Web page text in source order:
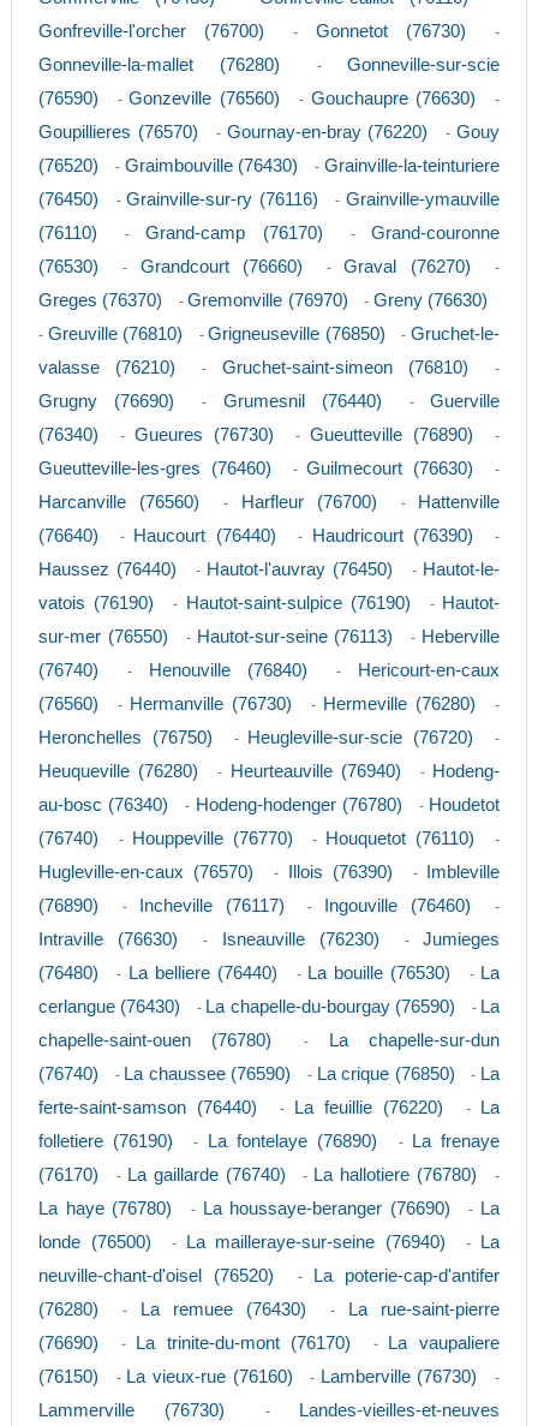
Gonfreville-l'orcher (76700) - Gonnetot (76730) -
Gonneville-la-mallet (76280) -Gonneville-sur-scie
(76590)
-Gonzeville (76560) - Gouchaupre (76630) -
Goupillieres (76570) - Gournay-en-bray (76220) -Gouy
(76520)
- Graimbouville (76430) -Grainville-la-teinturiere
(76450)
-Grainville-sur-ry (76116) -Grainville-ymauville
(76110)
-Grand-camp (76170) -Grand-couronne
(76530)
- Grandcourt (76660) -Graval (76270) -
Greges (76370) -Gremonville (76970) - Greny (76630)
- Greuville (76810) -Grigneuseville (76850) -Gruchet-le-
valasse (76210)
- Gruchet-saint-simeon (76810) -
Grugny (76690) - Grumesnil (76440) -Guerville
(76340)
- Gueures (76730) -Gueutteville (76890) -
Gueutteville-les-gres (76460) -Guilmecourt (76630) -
Harcanville (76560) - Harfleur (76700) -
Hattenville
(76640)
- Haucourt (76440) - Haudricourt (76390) -
Haussez (76440) - Hautot-l'auvray (76450) - Hautot-le-
vatois (76190)
- Hautot-saint-sulpice (76190) - Hautot-
sur-mer (76550)
- Hautot-sur-seine (76113) - Heberville
(76740)
- Henouville (76840) -
Hericourt-en-caux
(76560)
- Hermanville (76730) - Hermeville (76280) -
Heronchelles (76750) - Heugleville-sur-scie (76720) -
Heuqueville (76280) - Heurteauville (76940) - Hodeng-
au-bosc (76340)
- Hodeng-hodenger (76780) - Houdetot
(76740)
- Houppeville (76770) - Houquetot (76110) -
Hugleville-en-caux (76570) - Illois (76390) -
Imbleville
(76890)
- Incheville (76117) - Ingouville (76460) -
Intraville (76630) - Isneauville (76230) -Jumieges
(76480)
- La belliere (76440) - La bouille (76530) - La
cerlangue (76430)
- La chapelle-du-bourgay (76590) - La
chapelle-saint-ouen (76780)
-
La chapelle-sur-dun
(76740)
- La chaussee (76590) - La crique (76850) - La
ferte-saint-samson (76440)
- La feuillie (76220) -
La
folletiere (76190)
- La fontelaye (76890) -
La frenaye
(76170)
- La gaillarde (76740) - La hallotiere (76780) -
La haye (76780) - La houssaye-beranger (76690) - La
londe (76500)
- La mailleraye-sur-seine (76940) -
La
neuville-chant-d'oisel (76520)
-
La poterie-cap-d'antifer
(76280)
- La remuee (76430) -
La rue-saint-pierre
(76690)
- La trinite-du-mont (76170) -
La vaupaliere
(76150)
- La vieux-rue (76160) - Lamberville (76730) -
Lammerville (76730) -
Landes-vieilles-et-neuves